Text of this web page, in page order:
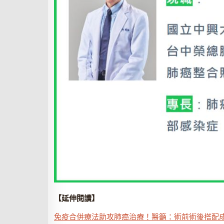
【延伸閱讀】
免疫合併療法助攻肺癌治療！醫籲：術前術後搭配